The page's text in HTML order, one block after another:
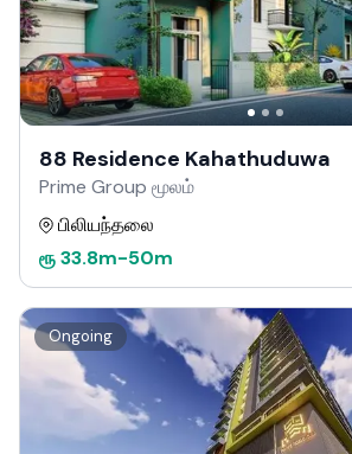
88 Residence Kahathuduwa
Prime Group மூலம்
பிலியந்தலை
ரூ33.8m-50m
Ongoing